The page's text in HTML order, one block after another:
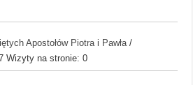
Apostołów Piotra i Pawła /
Wizyty na stronie: 0